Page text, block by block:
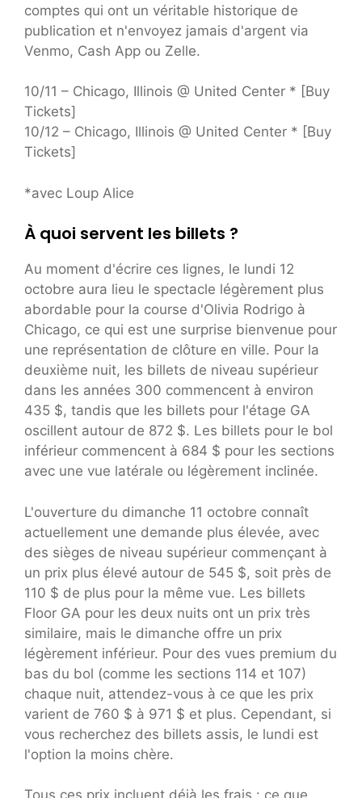
comptes qui ont un véritable historique de
publication et n'envoyez jamais d'argent via
Venmo, Cash App ou Zelle.
10/11 – Chicago, Illinois @ United Center * [Buy
Tickets]
10/12 – Chicago, Illinois @ United Center * [Buy
Tickets]
*avec Loup Alice
À quoi servent les billets ?
Au moment d'écrire ces lignes, le lundi 12
octobre aura lieu le spectacle légèrement plus
abordable pour la course d'Olivia Rodrigo à
Chicago, ce qui est une surprise bienvenue pour
une représentation de clôture en ville. Pour la
deuxième nuit, les billets de niveau supérieur
dans les années 300 commencent à environ
435 $, tandis que les billets pour l'étage GA
oscillent autour de 872 $. Les billets pour le bol
inférieur commencent à 684 $ pour les sections
avec une vue latérale ou légèrement inclinée.
L'ouverture du dimanche 11 octobre connaît
actuellement une demande plus élevée, avec
des sièges de niveau supérieur commençant à
un prix plus élevé autour de 545 $, soit près de
110 $ de plus pour la même vue. Les billets
Floor GA pour les deux nuits ont un prix très
similaire, mais le dimanche offre un prix
légèrement inférieur. Pour des vues premium du
bas du bol (comme les sections 114 et 107)
chaque nuit, attendez-vous à ce que les prix
varient de 760 $ à 971 $ et plus. Cependant, si
vous recherchez des billets assis, le lundi est
l'option la moins chère.